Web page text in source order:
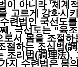
이 아니라 ‘체계
고르게 강화시
련법인 국선도
, 국선도는 “육
로서 몸을 조절
절하는 조심법(
조리법(調理法),
지 수련법은 몸